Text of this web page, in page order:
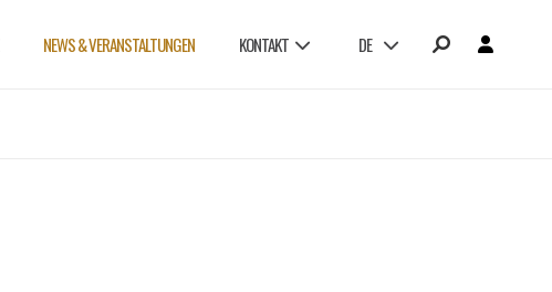
NEWS & VERANSTALTUNGEN KONTAKT DE